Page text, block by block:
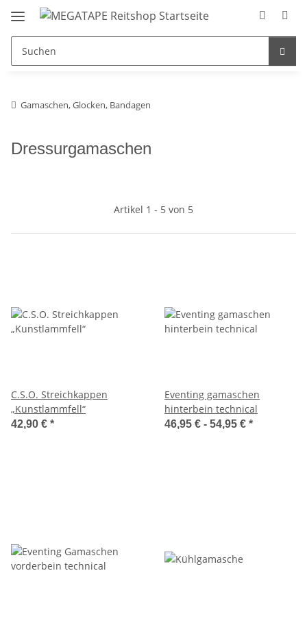
Gamaschen, Glocken, Bandagen
Dressurgamaschen
Artikel 1 - 5 von 5
C.S.O. Streichkappen
„Kunstlammfell“
42,90 € *
Eventing gamaschen
hinterbein technical
46,95 € - 54,95 € *